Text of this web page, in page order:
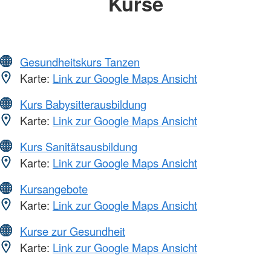
Gesundheitskurs Tanzen
Karte: Link zur Google Maps Ansicht
Kurs Babysitterausbildung
Karte: Link zur Google Maps Ansicht
Kurs Sanitätsausbildung
Karte: Link zur Google Maps Ansicht
Kursangebote
Karte: Link zur Google Maps Ansicht
Kurse zur Gesundheit
Karte: Link zur Google Maps Ansicht